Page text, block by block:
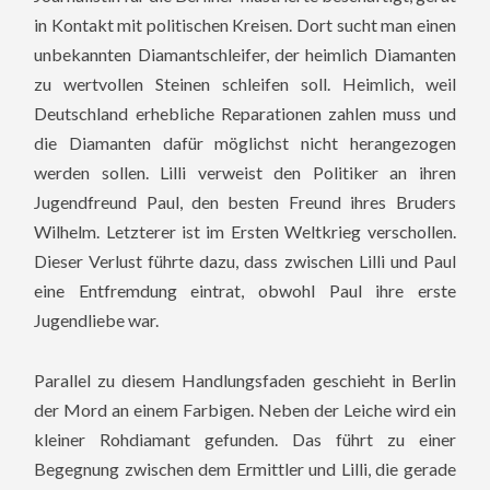
in Kontakt mit politischen Kreisen. Dort sucht man einen
unbekannten Diamantschleifer, der heimlich Diamanten
zu wertvollen Steinen schleifen soll. Heimlich, weil
Deutschland erhebliche Reparationen zahlen muss und
die Diamanten dafür möglichst nicht herangezogen
werden sollen. Lilli verweist den Politiker an ihren
Jugendfreund Paul, den besten Freund ihres Bruders
Wilhelm. Letzterer ist im Ersten Weltkrieg verschollen.
Dieser Verlust führte dazu, dass zwischen Lilli und Paul
eine Entfremdung eintrat, obwohl Paul ihre erste
Jugendliebe war.
Parallel zu diesem Handlungsfaden geschieht in Berlin
der Mord an einem Farbigen. Neben der Leiche wird ein
kleiner Rohdiamant gefunden. Das führt zu einer
Begegnung zwischen dem Ermittler und Lilli, die gerade